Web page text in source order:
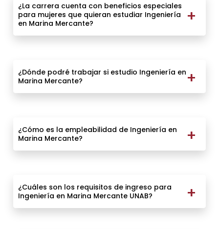
¿La carrera cuenta con beneficios especiales
para mujeres que quieran estudiar Ingeniería
en Marina Mercante?
¿Dónde podré trabajar si estudio Ingeniería en
Marina Mercante?
¿Cómo es la empleabilidad de Ingeniería en
Marina Mercante?
¿Cuáles son los requisitos de ingreso para
Ingeniería en Marina Mercante UNAB?